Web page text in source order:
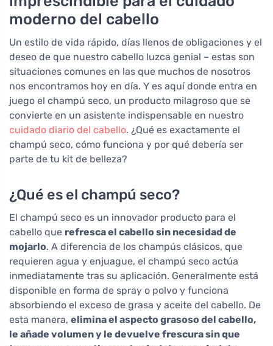
moderno del cabello
Un estilo de vida rápido, días llenos de obligaciones y el
deseo de que nuestro cabello luzca genial – estas son
situaciones comunes en las que muchos de nosotros
nos encontramos hoy en día. Y es aquí donde entra en
juego el champú seco, un producto milagroso que se
convierte en un asistente indispensable en nuestro
cuidado diario del cabello. ¿Qué es exactamente el
champú seco, cómo funciona y por qué debería ser
parte de tu kit de belleza?
¿Qué es el champú seco?
El champú seco es un innovador producto para el
cabello que refresca el cabello sin necesidad de
mojarlo. A diferencia de los champús clásicos, que
requieren agua y enjuague, el champú seco actúa
inmediatamente tras su aplicación. Generalmente está
disponible en forma de spray o polvo y funciona
absorbiendo el exceso de grasa y aceite del cabello. De
esta manera, elimina el aspecto grasoso del cabello,
le añade volumen y le devuelve frescura sin que